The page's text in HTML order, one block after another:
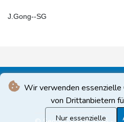
Wir verwenden essenzielle
von Drittanbietern
Nur essenzielle
J.Gong--SG